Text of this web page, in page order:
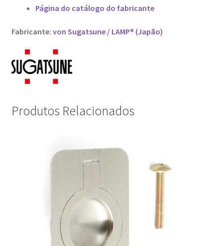
Página do catálogo do fabricante
Fabricante: von Sugatsune / LAMP® (Japão)
Produtos Relacionados